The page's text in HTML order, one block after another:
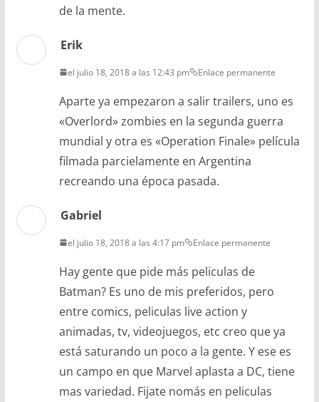
de la mente.
Erik
el julio 18, 2018 a las 12:43 pm Enlace permanente
Aparte ya empezaron a salir trailers, uno es
«Overlord» zombies en la segunda guerra
mundial y otra es «Operation Finale» película
filmada parcielamente en Argentina
recreando una época pasada.
Gabriel
el julio 18, 2018 a las 4:17 pm Enlace permanente
Hay gente que pide más peliculas de
Batman? Es uno de mis preferidos, pero
entre comics, peliculas live action y
animadas, tv, videojuegos, etc creo que ya
está saturando un poco a la gente. Y ese es
un campo en que Marvel aplasta a DC, tiene
mas variedad. Fijate nomás en peliculas